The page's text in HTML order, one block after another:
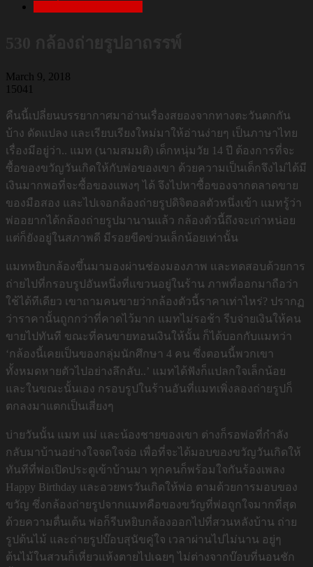
March 9, 2018
15041
คืนนี้เปลี่ยนบรรยากาศมาอ่านเรื่องสยองจากทางตะวันตกกัน
บ้าง ดัดแปลง และเรียบเรียงใหม่มาให้อ่านง่ายๆ เป็นภาษาไทย
เรื่องมีอยู่ว่า.. แมท (นามสมมติ) เด็กหนุ่มวัย 14 ปี ต้องการที่จะ
ซื้อของขวัญวันเกิดให้กับพ่อของเขา ด้วยความเป็นเด็กจึงไม่ได้มี
เงินมากพอที่จะซื้อของแพงๆ ได้ จึงไปหาซื้อของจากตลาดขาย
ของมือสอง และไปเจอกล้องถ่ายรูปดิจิตอลตัวหนึ่งเข้า แมทรู้ว่า
พ่ออยากได้กล้องถ่ายรูปมานานแล้ว กล้องตัวนี้ถึงจะเก่าหน่อย
แต่ก็ยังอยู่ในสภาพดี มีรอยขีดข่วนเล็กน้อยเท่านั้น
แมทหยิบกล้องขึ้นมามองผ่านช่องมองภาพ และทดสอบด้วยการ
ถ่ายไปที่กรอบรูปอันหนึ่งที่แขวนอยู่ในร้าน ภาพที่ออกมาถือว่า
ใช้ได้ทีเดียว เขาถามคนขายว่ากล้องตัวนี้ราคาเท่าไหร่? ปรากฏ
ว่าราคานั้นถูกกว่าที่คาดไว้มาก แมทไม่รอช้า รีบจ่ายเงินให้คน
ขายไปทันที ขณะที่คนขายทอนเงินให้นั้น ก็ได้บอกกับแมทว่า
‘กล้องนี้เคยเป็นของกลุ่มนักศึกษา 4 คน ซึ่งตอนนี้พวกเขา
ทั้งหมดหายตัวไปอย่างลึกลับ..’ แมทได้ฟังก็แปลกใจเล็กน้อย
และในขณะนั้นเอง กรอบรูปในร้านอันที่แมทเพิ่งลองถ่ายรูปก็
ตกลงมาแตกเป็นเสี่ยงๆ
บ่ายวันนั้น แมท แม่ และน้องชายของเขา ต่างก็รอพ่อที่กำลัง
กลับมาบ้านอย่างใจจดใจจ่อ เพื่อที่จะได้มอบของขวัญวันเกิดให้
ทันทีที่พ่อเปิดประตูเข้าบ้านมา ทุกคนก็พร้อมใจกันร้องเพลง
Happy Birthday และอวยพรวันเกิดให้พ่อ ตามด้วยการมอบของ
ขวัญ ซึ่งกล้องถ่ายรูปจากแมทคือของขวัญที่พ่อถูกใจมากที่สุด
ด้วยความตื่นเต้น พ่อก็รีบหยิบกล้องออกไปที่สวนหลังบ้าน ถ่าย
รูปต้นไม้ และถ่ายรูปบ๊อบสุนัขคู่ใจ เวลาผ่านไปไม่นาน อยู่ๆ
ต้นไม้ในสวนก็เหี่ยวแห้งตายไปเฉยๆ ไม่ต่างจากบ๊อบที่นอนชัก